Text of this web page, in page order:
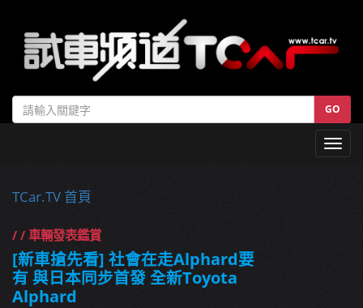
GO
TCar.TV 首頁
/ / 車輛發表鑑賞
[新車搶先看] 社會在走Alphard要
有 與日本同步首發 全新Toyota
Alphard